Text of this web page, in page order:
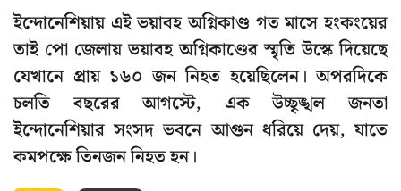
ইন্দোনেশিয়ায় এই ভয়াবহ অগ্নিকাণ্ড গত মাসে হংকংয়ের
তাই পো জেলায় ভয়াবহ অগ্নিকাণ্ডের স্মৃতি উস্কে দিয়েছে
যেখানে প্রায় ১৬০ জন নিহত হয়েছিলেন। অপরদিকে
চলতি বছরের আগস্টে, এক উচ্ছৃঙ্খল জনতা
ইন্দোনেশিয়ার সংসদ ভবনে আগুন ধরিয়ে দেয়, যাতে
কমপক্ষে তিনজন নিহত হন।